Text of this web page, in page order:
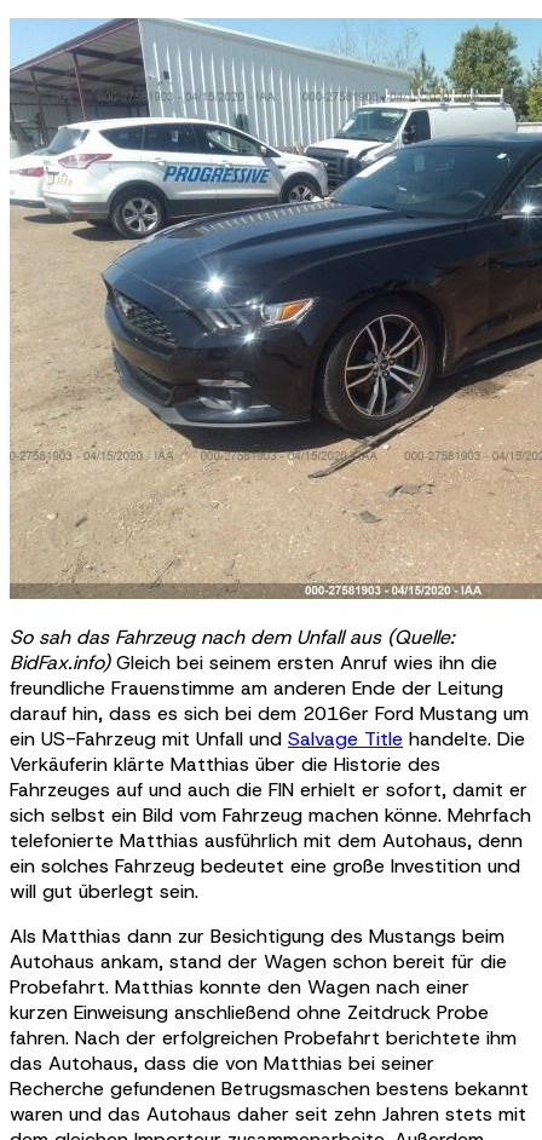
So sah das Fahrzeug nach dem Unfall aus (Quelle:
BidFax.info)Gleich bei seinem ersten Anruf wies ihn die
freundliche Frauenstimme am anderen Ende der Leitung
darauf hin, dass es sich bei dem 2016er Ford Mustang um
ein US-Fahrzeug mit Unfall und Salvage Title handelte. Die
Verkäuferin klärte Matthias über die Historie des
Fahrzeuges auf und auch die FIN erhielt er sofort, damit er
sich selbst ein Bild vom Fahrzeug machen könne. Mehrfach
telefonierte Matthias ausführlich mit dem Autohaus, denn
ein solches Fahrzeug bedeutet eine große Investition und
will gut überlegt sein.
Als Matthias dann zur Besichtigung des Mustangs beim
Autohaus ankam, stand der Wagen schon bereit für die
Probefahrt. Matthias konnte den Wagen nach einer
kurzen Einweisung anschließend ohne Zeitdruck Probe
fahren. Nach der erfolgreichen Probefahrt berichtete ihm
das Autohaus, dass die von Matthias bei seiner
Recherche gefundenen Betrugsmaschen bestens bekannt
waren und das Autohaus daher seit zehn Jahren stets mit